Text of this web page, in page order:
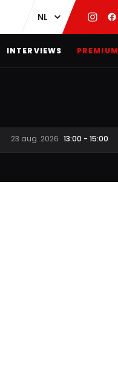
INTERVIEWS PREMIUM
23 aug. 2026 13:00 - 15:00